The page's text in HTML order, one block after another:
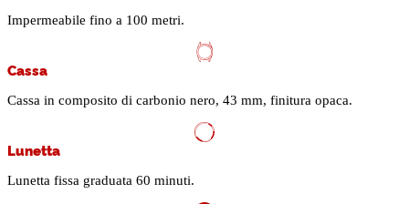
Impermeabile fino a 100 metri.
Cassa
Cassa in composito di carbonio nero, 43 mm, finitura opaca.
Lunetta
Lunetta fissa graduata 60 minuti.